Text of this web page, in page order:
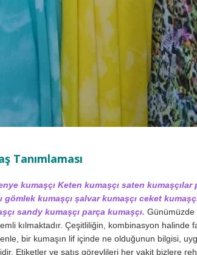
Tanımlaması
kumaşçı Keten kumaşçı saten kumaşçılar
gömlek kumaşçı şalvar kumaşçı ceket
sandy kumaşçı parça kumaşçı. Günümüzde
kılmaktadır. Çeşitliliğin, kombinasyon halinde
bir kumaşın lif içinde ne olduğunun bilgisi,
Etiketler ve satış görevlileri her vakit bizlere